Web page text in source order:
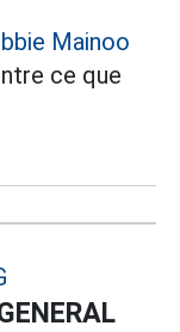
Mainoo
ce que